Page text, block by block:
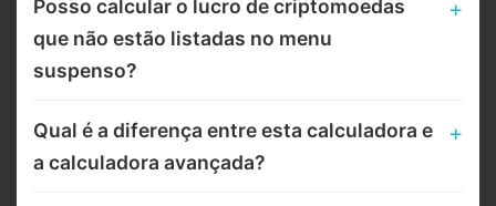
Posso calcular o lucro de criptomoedas
que não estão listadas no menu
suspenso?
Qual é a diferença entre esta calculadora e
a calculadora avançada?